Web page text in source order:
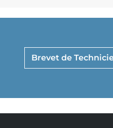
Brevet de